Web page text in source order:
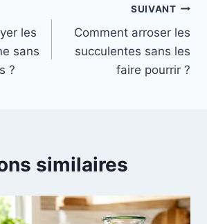
les
sans
?
SUIVANT
Comment arroser les
succulentes sans les
faire pourrir ?
similaires